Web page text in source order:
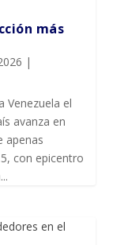
más
|
Venezuela el
avanza en
apenas
con epicentro